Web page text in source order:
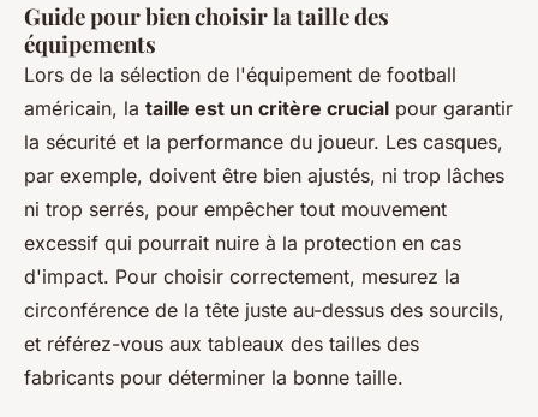
Guide pour bien choisir la taille des
équipements
Lors de la sélection de l'équipement de football
américain, la taille est un critère crucial pour garantir
la sécurité et la performance du joueur. Les casques,
par exemple, doivent être bien ajustés, ni trop lâches
ni trop serrés, pour empêcher tout mouvement
excessif qui pourrait nuire à la protection en cas
d'impact. Pour choisir correctement, mesurez la
circonférence de la tête juste au-dessus des sourcils,
et référez-vous aux tableaux des tailles des
fabricants pour déterminer la bonne taille.